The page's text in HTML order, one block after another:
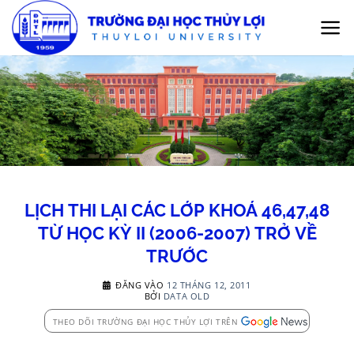
qua
nội
dung
LỊCH THI LẠI CÁC LỚP KHOÁ 46,47,48
TỪ HỌC KỲ II (2006-2007) TRỞ VỀ
TRƯỚC
ĐĂNG VÀO 12 THÁNG 12, 2011
BỞI DATA OLD
THEO DÕI TRƯỜNG ĐẠI HỌC THỦY LỢI TRÊN